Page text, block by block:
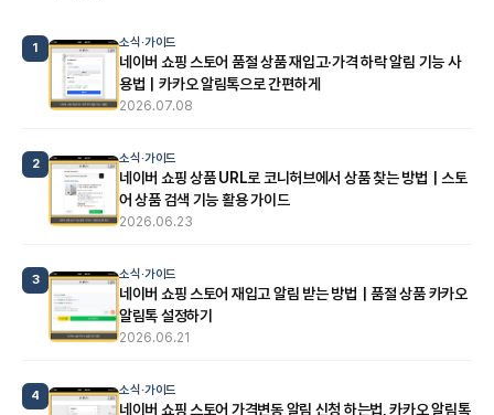
1 소식·가이드
네이버 쇼핑 스토어 품절 상품 재입고·가격 하락 알림 기능 사
용법｜카카오 알림톡으로 간편하게
2026.07.08
2 소식·가이드
네이버 쇼핑 상품 URL로 코니허브에서 상품 찾는 방법｜스토
어 상품 검색 기능 활용 가이드
2026.06.23
3 소식·가이드
네이버 쇼핑 스토어 재입고 알림 받는 방법｜품절 상품 카카오
알림톡 설정하기
2026.06.21
4 소식·가이드
네이버 쇼핑 스토어 가격변동 알림 신청 하는법, 카카오 알림톡